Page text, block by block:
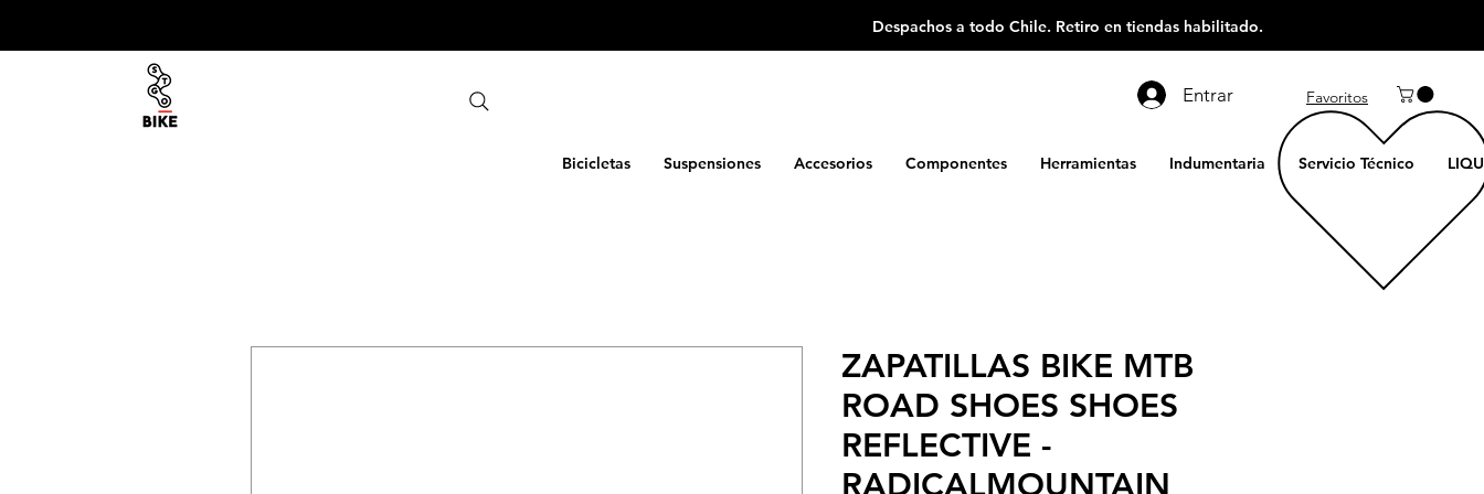
Despachos a todo Chile. Retiro en tiendas habilitado.
Entrar Favoritos
Bicicletas Suspensiones Accesorios Componentes Herramientas Indumentaria Servicio Técnico
ZAPATILLAS BIKE MTB
ROAD SHOES SHOES
REFLECTIVE -
RADICALMOUNTAIN